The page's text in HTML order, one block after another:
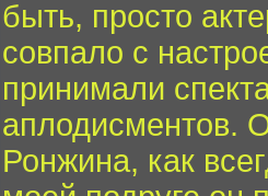
быть, просто
совпало с
принимали
аплодисментов.
Ронжина, как